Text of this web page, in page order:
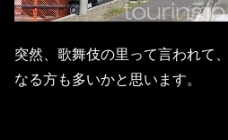
突然、歌舞伎の里って言われて
なる方も多いかと思います。